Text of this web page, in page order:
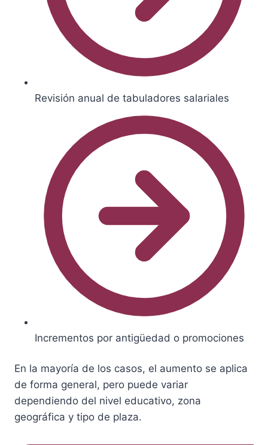
Revisión anual de tabuladores salariales
Incrementos por antigüedad o promociones
En la mayoría de los casos, el aumento se aplica
de forma general, pero puede variar
dependiendo del nivel educativo, zona
geográfica y tipo de plaza.